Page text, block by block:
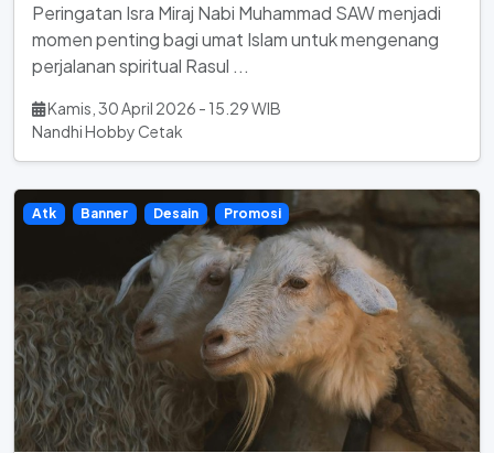
Peringatan Isra Miraj Nabi Muhammad SAW menjadi
momen penting bagi umat Islam untuk mengenang
perjalanan spiritual Rasul ...
Kamis, 30 April 2026 - 15.29 WIB
Nandhi Hobby Cetak
Atk Banner Desain Promosi